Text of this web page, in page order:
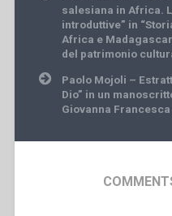
navigation
salesiana in Africa.
introduttive” in
Africa e
del patrimonio
Paolo Mojoli –
Dio” in un
Giovanna